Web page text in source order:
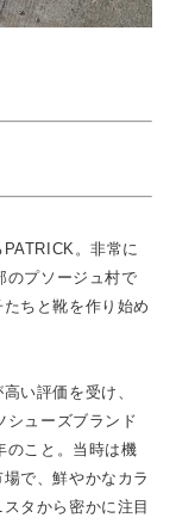
。非常に
のプソージュ村で
ちと靴を作り始め
い評価を受け、
シューズブランド
のこと。当時は機
で、鮮やかなカラ
タから密かに注目